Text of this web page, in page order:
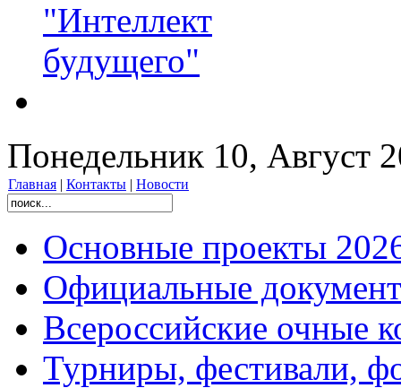
"Интеллект
будущего"
Понедельник 10, Август
Главная | Контакты | Новости
Основные проекты
Официальные
Всероссийские очные
Турниры, фестивали,